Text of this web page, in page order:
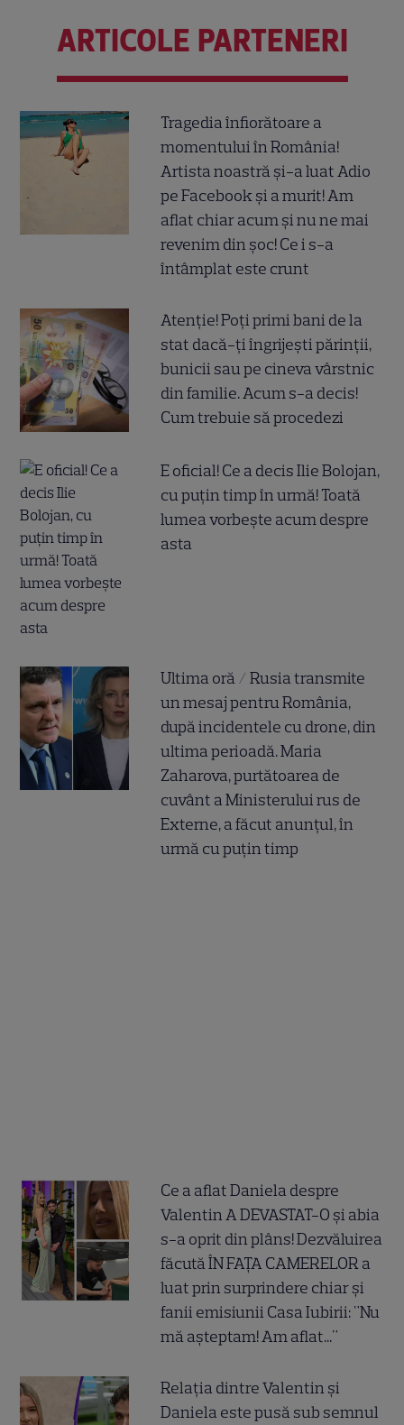
ARTICOLE PARTENERI
Tragedia înfiorătoare a
momentului în România!
Artista noastră și-a luat Adio
pe Facebook și a murit! Am
aflat chiar acum și nu ne mai
revenim din șoc! Ce i s-a
întâmplat este crunt
Atenție! Poți primi bani de la
stat dacă-ți îngrijești părinții,
bunicii sau pe cineva vârstnic
din familie. Acum s-a decis!
Cum trebuie să procedezi
E oficial! Ce a decis Ilie Bolojan,
cu puțin timp în urmă! Toată
lumea vorbește acum despre
asta
Ultima oră / Rusia transmite
un mesaj pentru România,
după incidentele cu drone, din
ultima perioadă. Maria
Zaharova, purtătoarea de
cuvânt a Ministerului rus de
Externe, a făcut anunțul, în
urmă cu puțin timp
Ce a aflat Daniela despre
Valentin A DEVASTAT-O și abia
s-a oprit din plâns! Dezvăluirea
făcută ÎN FAȚA CAMERELOR a
luat prin surprindere chiar și
fanii emisiunii Casa Iubirii: "Nu
mă așteptam! Am aflat..."
Relația dintre Valentin și
Daniela este pusă sub semnul